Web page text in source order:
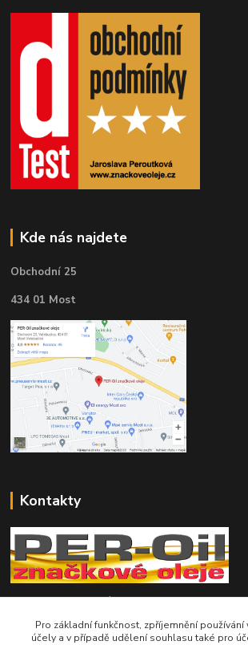
Kde nás najdete
Obchodní 25
434 01 Most
Kontakty
Telefon pro technické dotazy: 775 113 255
Telefon do našeho obchodu : 774 993 479
Pro základní funkčnost, zpříjemnění používání
účely a v případě udělení souhlasu také pro